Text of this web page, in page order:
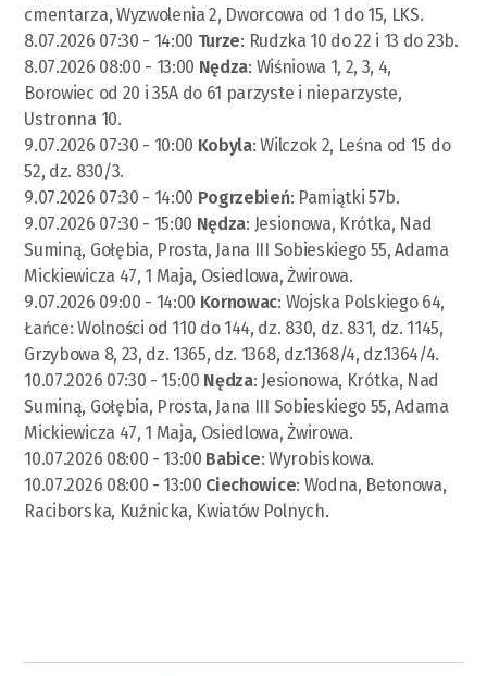
cmentarza, Wyzwolenia 2, Dworcowa od 1 do 15, LKS.
8.07.2026 07:30 - 14:00 Turze: Rudzka 10 do 22 i 13 do 23b.
8.07.2026 08:00 - 13:00 Nędza: Wiśniowa 1, 2, 3, 4,
Borowiec od 20 i 35A do 61 parzyste i nieparzyste,
Ustronna 10.
9.07.2026 07:30 - 10:00 Kobyla: Wilczok 2, Leśna od 15 do
52, dz. 830/3.
9.07.2026 07:30 - 14:00 Pogrzebień: Pamiątki 57b.
9.07.2026 07:30 - 15:00 Nędza: Jesionowa, Krótka, Nad
Suminą, Gołębia, Prosta, Jana III Sobieskiego 55, Adama
Mickiewicza 47, 1 Maja, Osiedlowa, Żwirowa.
9.07.2026 09:00 - 14:00 Kornowac: Wojska Polskiego 64,
Łańce: Wolności od 110 do 144, dz. 830, dz. 831, dz. 1145,
Grzybowa 8, 23, dz. 1365, dz. 1368, dz.1368/4, dz.1364/4.
10.07.2026 07:30 - 15:00 Nędza: Jesionowa, Krótka, Nad
Suminą, Gołębia, Prosta, Jana III Sobieskiego 55, Adama
Mickiewicza 47, 1 Maja, Osiedlowa, Żwirowa.
10.07.2026 08:00 - 13:00 Babice: Wyrobiskowa.
10.07.2026 08:00 - 13:00 Ciechowice: Wodna, Betonowa,
Raciborska, Kuźnicka, Kwiatów Polnych.